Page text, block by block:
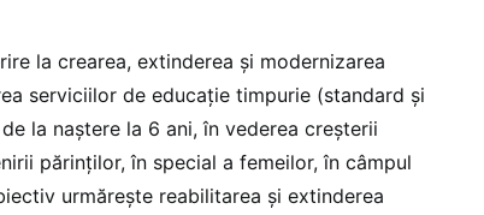
la crearea, extinderea și modernizarea
serviciilor de educație timpurie (standard și
la naștere la 6 ani, în vederea creșterii
părinților, în special a femeilor, în câmpul
urmărește reabilitarea și extinderea